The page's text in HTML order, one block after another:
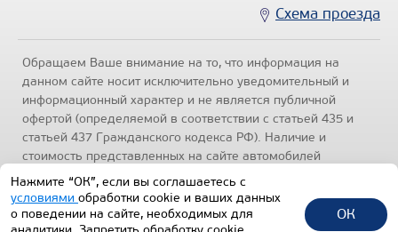
Схема проезда
Обращаем Ваше внимание на то, что информация на
данном сайте носит исключительно уведомительный и
информационный характер и не является публичной
офертой (определяемой в соответствии с статьей 435 и
статьей 437 Гражданского кодекса РФ). Наличие и
стоимость представленных на сайте автомобилей
уточняйте по телефонам отделов продаж, представленных
в разделе "Контакты" настоящего ресурса.
конфиденциальности.
Нажмите “ОК”, если вы соглашаетесь с
условиями обработки cookie и ваших данных
о поведении на сайте, необходимых для
ОК